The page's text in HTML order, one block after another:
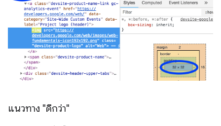
แนวทาง "ดีกว่า"